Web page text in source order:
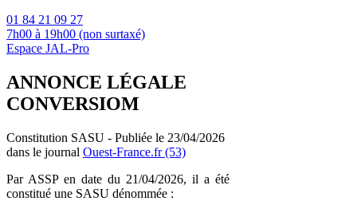
01 84 21 09 27
7h00 à 19h00 (non surtaxé)
Espace JAL-Pro
ANNONCE LÉGALE
CONVERSIOM
Constitution SASU - Publiée le 23/04/2026
dans le journal Ouest-France.fr (53)
Par ASSP en date du 21/04/2026, il a été
constitué une SASU dénommée :